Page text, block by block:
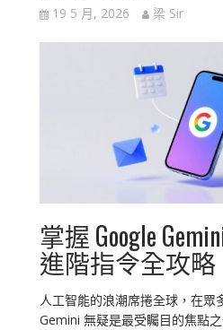
19 5 月, 2026 梁 Sir
掌握 Google
進階指令全攻略
人工智能的浪潮席捲全球，在眾
Gemini 無疑是最受矚目的焦點